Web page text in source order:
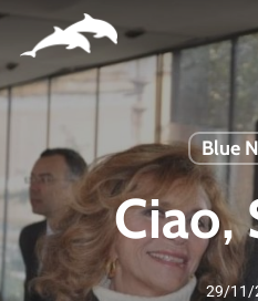
Skip
main
Blue
Ciao,
29/11/